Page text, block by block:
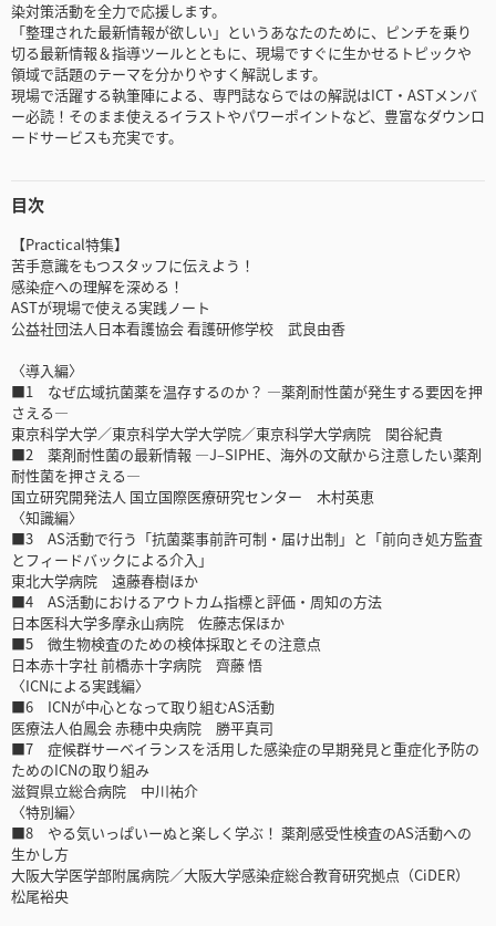
染対策活動を全力で応援します。
「整理された最新情報が欲しい」というあなたのために、ピンチを乗り
切る最新情報＆指導ツールとともに、現場ですぐに生かせるトピックや
領域で話題のテーマを分かりやすく解説します。
現場で活躍する執筆陣による、専門誌ならではの解説はICT・ASTメンバ
ー必読！そのまま使えるイラストやパワーポイントなど、豊富なダウンロ
ードサービスも充実です。
目次
【Practical特集】
苦手意識をもつスタッフに伝えよう！
感染症への理解を深める！
ASTが現場で使える実践ノート
公益社団法人日本看護協会 看護研修学校 武良由香
〈導入編〉
■1 なぜ広域抗菌薬を温存するのか？ ―薬剤耐性菌が発生する要因を押
さえる―
東京科学大学／東京科学大学大学院／東京科学大学病院 関谷紀貴
■2 薬剤耐性菌の最新情報 ―J‒SIPHE、海外の文献から注意したい薬剤
耐性菌を押さえる―
国立研究開発法人 国立国際医療研究センター 木村英恵
〈知識編〉
■3 AS活動で行う「抗菌薬事前許可制・届け出制」と「前向き処方監査
とフィードバックによる介入」
東北大学病院 遠藤春樹ほか
■4 AS活動におけるアウトカム指標と評価・周知の方法
日本医科大学多摩永山病院 佐藤志保ほか
■5 微生物検査のための検体採取とその注意点
日本赤十字社 前橋赤十字病院 齊藤 悟
〈ICNによる実践編〉
■6 ICNが中心となって取り組むAS活動
医療法人伯鳳会 赤穂中央病院 勝平真司
■7 症候群サーベイランスを活用した感染症の早期発見と重症化予防の
ためのICNの取り組み
滋賀県立総合病院 中川祐介
〈特別編〉
■8 やる気いっぱいーぬと楽しく学ぶ！ 薬剤感受性検査のAS活動への
生かし方
大阪大学医学部附属病院／大阪大学感染症総合教育研究拠点（CiDER）
松尾裕央